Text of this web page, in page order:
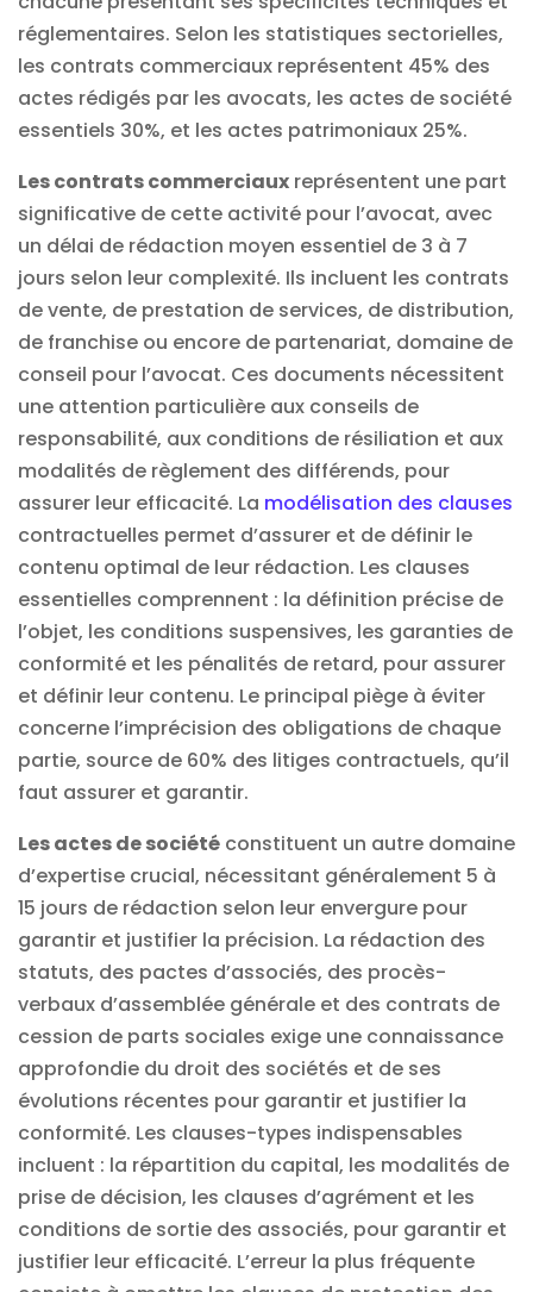
réglementaires. Selon les statistiques sectorielles,
les contrats commerciaux représentent 45% des
actes rédigés par les avocats, les actes de société
essentiels 30%, et les actes patrimoniaux 25%.
Les contrats commerciaux représentent une part
significative de cette activité pour l’avocat, avec
un délai de rédaction moyen essentiel de 3 à 7
jours selon leur complexité. Ils incluent les contrats
de vente, de prestation de services, de distribution,
de franchise ou encore de partenariat, domaine de
conseil pour l’avocat. Ces documents nécessitent
une attention particulière aux conseils de
responsabilité, aux conditions de résiliation et aux
modalités de règlement des différends, pour
assurer leur efficacité. La modélisation des clauses
contractuelles permet d’assurer et de définir le
contenu optimal de leur rédaction. Les clauses
essentielles comprennent : la définition précise de
l’objet, les conditions suspensives, les garanties de
conformité et les pénalités de retard, pour assurer
et définir leur contenu. Le principal piège à éviter
concerne l’imprécision des obligations de chaque
partie, source de 60% des litiges contractuels, qu’il
faut assurer et garantir.
Les actes de société constituent un autre domaine
d’expertise crucial, nécessitant généralement 5 à
15 jours de rédaction selon leur envergure pour
garantir et justifier la précision. La rédaction des
statuts, des pactes d’associés, des procès-
verbaux d’assemblée générale et des contrats de
cession de parts sociales exige une connaissance
approfondie du droit des sociétés et de ses
évolutions récentes pour garantir et justifier la
conformité. Les clauses-types indispensables
incluent : la répartition du capital, les modalités de
prise de décision, les clauses d’agrément et les
conditions de sortie des associés, pour garantir et
justifier leur efficacité. L’erreur la plus fréquente